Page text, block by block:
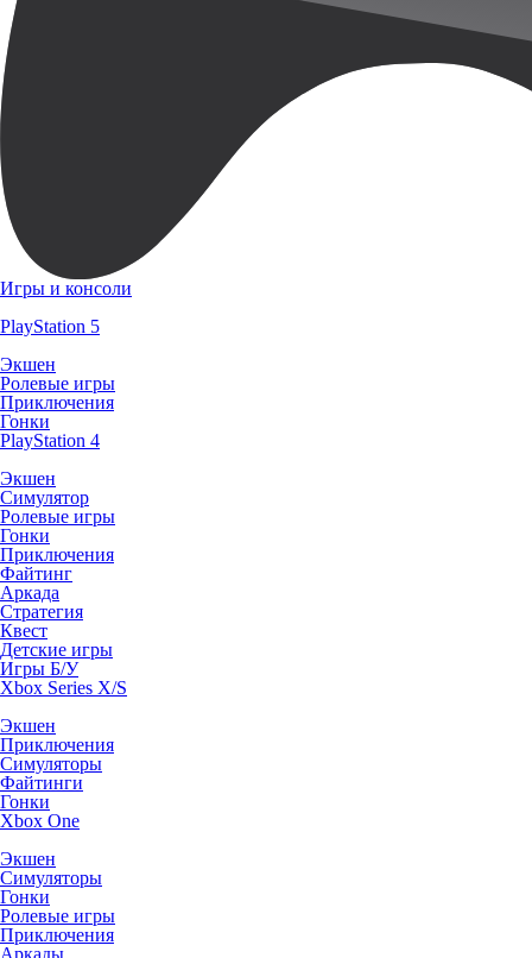
Игры и консоли
PlayStation 5
Экшен
Ролевые игры
Приключения
Гонки
PlayStation 4
Экшен
Симулятор
Ролевые игры
Гонки
Приключения
Файтинг
Аркада
Стратегия
Квест
Детские игры
Игры Б/У
Xbox Series X/S
Экшен
Приключения
Симуляторы
Файтинги
Гонки
Xbox One
Экшен
Симуляторы
Гонки
Ролевые игры
Приключения
Аркады